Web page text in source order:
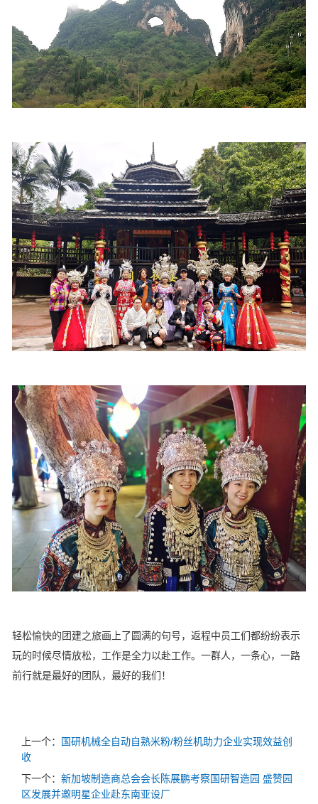
轻松愉快的团建之旅画上了圆满的句号，返程中员工们都纷纷表示
玩的时候尽情放松，工作是全力以赴工作。一群人，一条心，一路
前行就是最好的团队，最好的我们！
上一个：
国研机械全自动自熟米粉/粉丝机助力企业实现效益创
收
下一个： 新加坡制造商总会会长陈展鹏考察国研智造园 盛赞园
区发展并邀明星企业赴东南亚设厂